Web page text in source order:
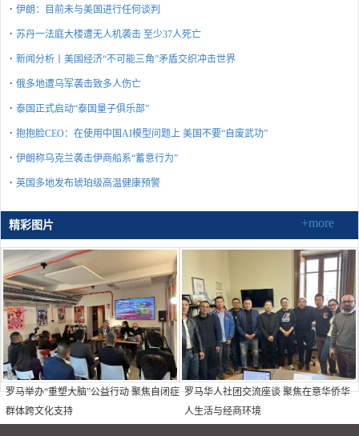
· 伊朗：目前未与美国进行任何谈判
· 苏丹一法庭大楼遭无人机袭击 至少37人死亡
· 新闻分析丨美国经济“不可能三角”矛盾交织冲击世界
· 俄多地遭乌军袭击致多人伤亡
· 泰国正式启动“泰国量子俱乐部”
· 抱抱脸CEO：在使用中国AI模型问题上 美国不要“自废武功”
· 伊朗称乌克兰袭击伊商船系“蓄意行为”
· 英国多地发布琥珀级高温健康预警
精彩图片 +more
罗马举办“重塑大脑”公益行动 聚焦自闭症
群体跨文化支持
罗马华人社团交流座谈 聚焦在意华侨华
人生活与经商环境